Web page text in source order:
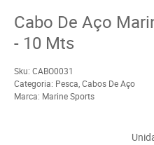
Cabo De Aço
- 10 Mts
Sku: CABO0031
Categoria: Pesca,Cabos De Aço
Marca: Marine Sports